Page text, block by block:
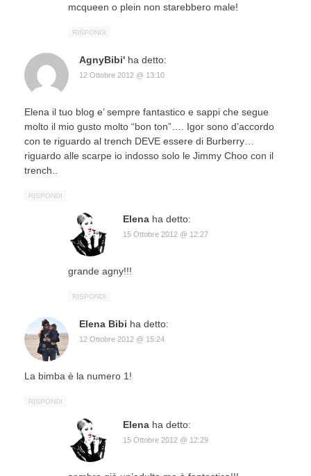
mcqueen o plein non starebbero male!
RISPONDI
AgnyBibi' ha detto:
12 Ottobre 2012 @ 13:10
Elena il tuo blog e’ sempre fantastico e sappi che segue
molto il mio gusto molto “bon ton”…. Igor sono d’accordo
con te riguardo al trench DEVE essere di Burberry…
riguardo alle scarpe io indosso solo le Jimmy Choo con il
trench..
RISPONDI
Elena ha detto:
15 Ottobre 2012 @ 12:27
grande agny!!!
RISPONDI
Elena Bibi ha detto:
12 Ottobre 2012 @ 15:24
La bimba è la numero 1!
RISPONDI
Elena ha detto:
15 Ottobre 2012 @ 12:29